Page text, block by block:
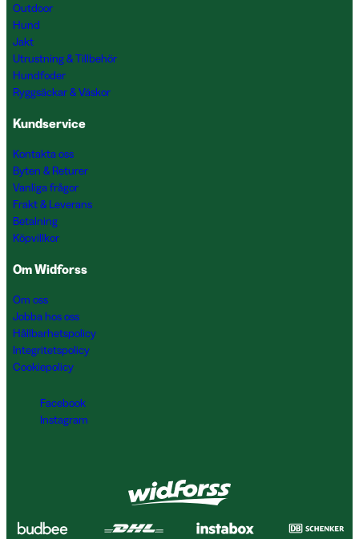
Outdoor
Hund
Jakt
Utrustning & Tillbehör
Hundfoder
Ryggsäckar & Väskor
Kundservice
Kontakta oss
Byten & Returer
Vanliga frågor
Frakt & Leverans
Betalning
Köpvillkor
Om Widforss
Om oss
Jobba hos oss
Hållbarhetspolicy
Integritetspolicy
Cookiepolicy
Facebook
Instagram